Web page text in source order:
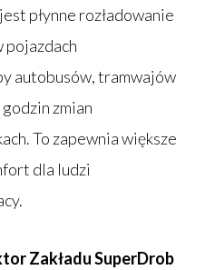
płynne rozładowanie
pojazdach
autobusów, tramwajów
zmian
To zapewnia większe
dla ludzi
Zakładu SuperDrob